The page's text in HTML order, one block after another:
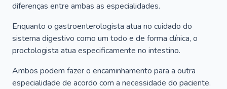
diferenças entre ambas as especialidades.
Enquanto o gastroenterologista atua no cuidado do
sistema digestivo como um todo e de forma clínica, o
proctologista atua especificamente no intestino.
Ambos podem fazer o encaminhamento para a outra
especialidade de acordo com a necessidade do paciente.